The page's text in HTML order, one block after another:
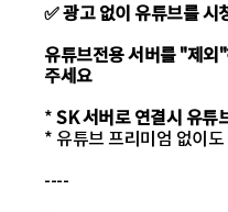
✅ 광고 없이 유튜브를 시
유튜브전용 서버를 "제외
주세요
*SK 서버로 연결시 유튜
* 유튜브 프리미엄 없이
----